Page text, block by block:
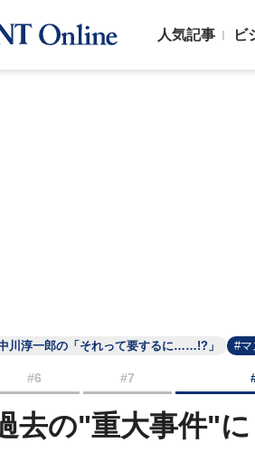
人気記事 ビ
川淳一郎の「それって要するに……!?」 #マ
#6 #7
去の"重大事件"